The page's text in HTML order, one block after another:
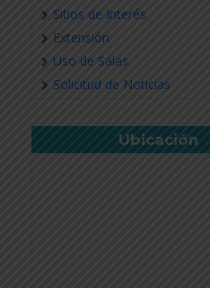
Sitios de Interés
Extensión
Uso de Salas
Solicitud de Noticias
Ubicación